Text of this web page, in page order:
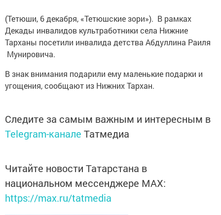
(Тетюши, 6 декабря, «Тетюшские зори»). В рамках
Декады инвалидов культработники села Нижние
Тарханы посетили инвалида детства Абдуллина Раиля
Мунировича.
В знак внимания подарили ему маленькие подарки и
угощения, сообщают из Нижних Тархан.
Следите за самым важным и интересным в
Telegram-канале Татмедиа
Читайте новости Татарстана в
национальном мессенджере MАХ:
https://max.ru/tatmedia